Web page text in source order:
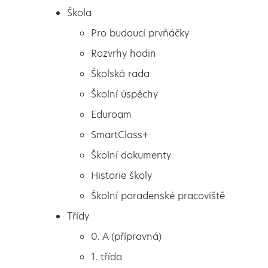
Pro budoucí prvňáčky
Rozvrhy hodin
Školská rada
Škola
Pro budoucí prvňáčky
Rozvrhy hodin
Školská rada
Školní úspěchy
Eduroam
SmartClass+
Školní dokumenty
Historie školy
Školní poradenské pracoviště
Třídy
0. A (přípravná)
1. třída
ZOO SEKO